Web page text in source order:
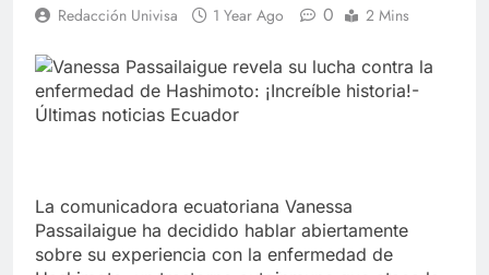
Redacción Univisa 1 Year Ago 0 2 Mins
La comunicadora ecuatoriana Vanessa
Passailaigue ha decidido hablar abiertamente
sobre su experiencia con la enfermedad de